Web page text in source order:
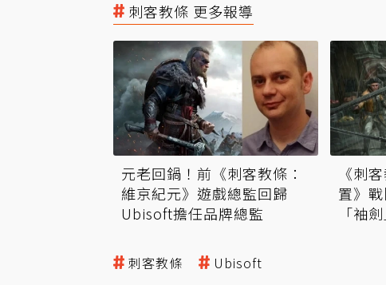
刺客教條 更多報導
元老回鍋！前《刺客教條：
維京紀元》遊戲總監回歸
Ubisoft擔任品牌總監
《刺
置》
「袖
刺客教條 Ubisoft